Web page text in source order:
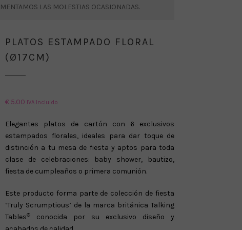
LAS MOLESTIAS OCASIONADAS.
PLATOS ESTAMPADO FLORAL
(Ø17CM)
€ 5.00 IVA Incluido
Elegantes platos de cartón con 6 exclusivos
estampados florales, ideales para dar toque de
distinción a tu mesa de fiesta y aptos para toda
clase de celebraciones: baby shower, bautizo,
fiesta de cumpleaños o primera comunión.
Este producto forma parte de colección de fiesta
‘Truly Scrumptious’ de la marca británica Talking
Tables®
conocida por su exclusivo diseño y